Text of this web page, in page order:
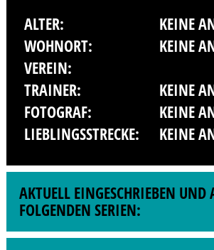
ALTER:
KEINE
WOHNORT:
KEINE
VEREIN:
TRAINER:
KEINE
FOTOGRAF:
KEINE
LIEBLINGSSTRECKE:
KEINE
AKTUELL EINGESCHRIEBEN
FOLGENDEN SERIEN: